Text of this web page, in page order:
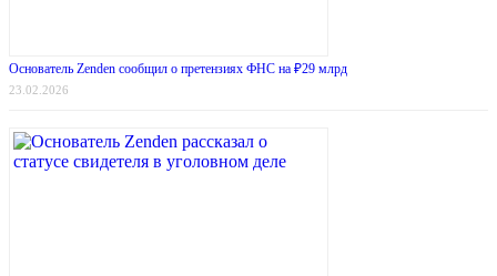
Основатель Zenden сообщил о претензиях ФНС на ₽29 млрд
23.02.2026